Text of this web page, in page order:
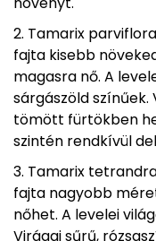
Tamarix
fajta kisebb
magasra nő. A
sárgászöld
tömött fürtökben
szintén rendkívül
Tamarix
fajta nagyobb
nőhet. A levelei
Virágai sűrű,